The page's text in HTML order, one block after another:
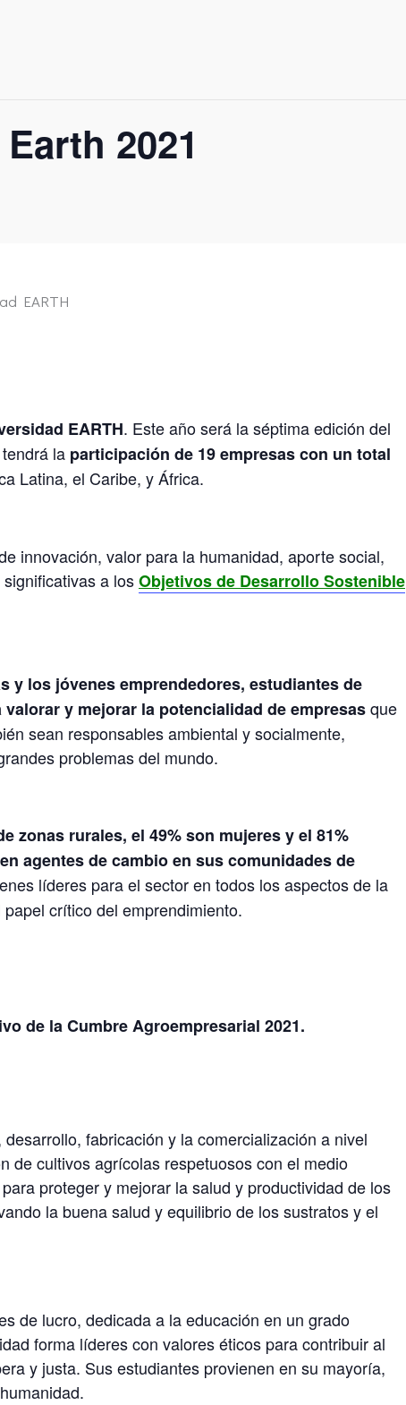
2021
EARTH. Este año será la séptima edición del
la participación de 19 empresas con un total
Latina, el Caribe, y África.
innovación, valor para la humanidad, aporte social,
a losObjetivos de Desarrollo Sostenible
y los jóvenes emprendedores, estudiantes de
y mejorar la potencialidad de empresasque
sean responsables ambiental y socialmente,
problemas del mundo.
zonas rurales, el 49% son mujeres y el 81%
agentes de cambio en sus comunidades de
líderes para el sector en todos los aspectos de la
crítico del emprendimiento.
de la Cumbre Agroempresarial 2021.
fabricación y la comercialización a nivel
de cultivos agrícolas respetuosos con el medio
proteger y mejorar la salud y productividad de los
la buena salud y equilibrio de los sustratos y el
de lucro, dedicada a la educación en un grado
forma líderes con valores éticos para contribuir al
y justa. Sus estudiantes provienen en su mayoría,